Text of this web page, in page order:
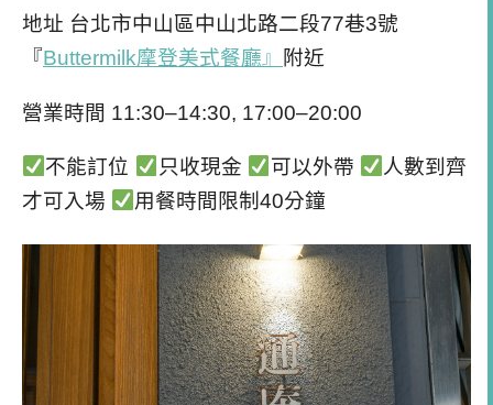
地址 台北市中山區中山北路二段77巷3號
『Buttermilk摩登美式餐廳』 附近
營業時間 11:30–14:30, 17:00–20:00
不能訂位 只收現金 可以外帶
人數到齊
才可入場
用餐時間限制40分鐘